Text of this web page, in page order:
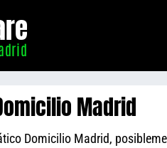
Madrid
Domicilio Madrid,